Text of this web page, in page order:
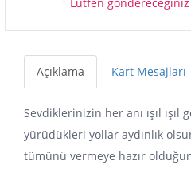
Açıklama Kart Mesajları
Sevdiklerinizin her anı ışıl ışıl
yürüdükleri yollar aydınlık
tümünü vermeye hazır